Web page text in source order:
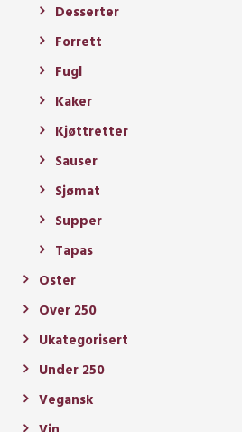
Desserter
Forrett
Fugl
Kaker
Kjøttretter
Sauser
Sjømat
Supper
Tapas
Oster
Over 250
Ukategorisert
Under 250
Vegansk